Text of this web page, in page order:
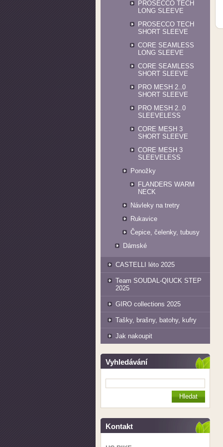
PROSECCO TECH
LONG SLEEVE
PROSECCO TECH
SHORT SLEEVE
CORE SEAMLESS
LONG SLEEVE
CORE SEAMLESS
SHORT SLEEVE
PRO MESH 2..0
SHORT SLEEVE
PRO MESH 2..0
SLEEVELESS
CORE MESH 3
SHORT SLEEVE
CORE MESH 3
SLEEVELESS
Ponožky
FLANDERS WARM
NECK
Návleky na tretry
Rukavice
Čepice, čelenky, tubusy
Dámské
CASTELLI léto 2025
Team SOUDAL-QIUCK STEP
2025
GIRO collections 2025
Tašky, brašny, batohy, kufry
Jak nakoupit
Vyhledávání
Kontakt